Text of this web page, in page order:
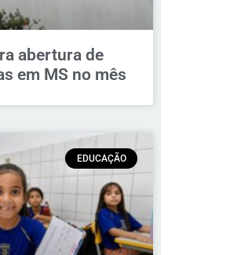
abertura de
em MS no mês
EDUCAÇÃO